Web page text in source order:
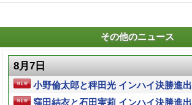
その他のニュース
8月7日
小野倫太郎と稗田光 インハイ決勝進出
窪田結衣と石田実莉 インハイ決勝進出